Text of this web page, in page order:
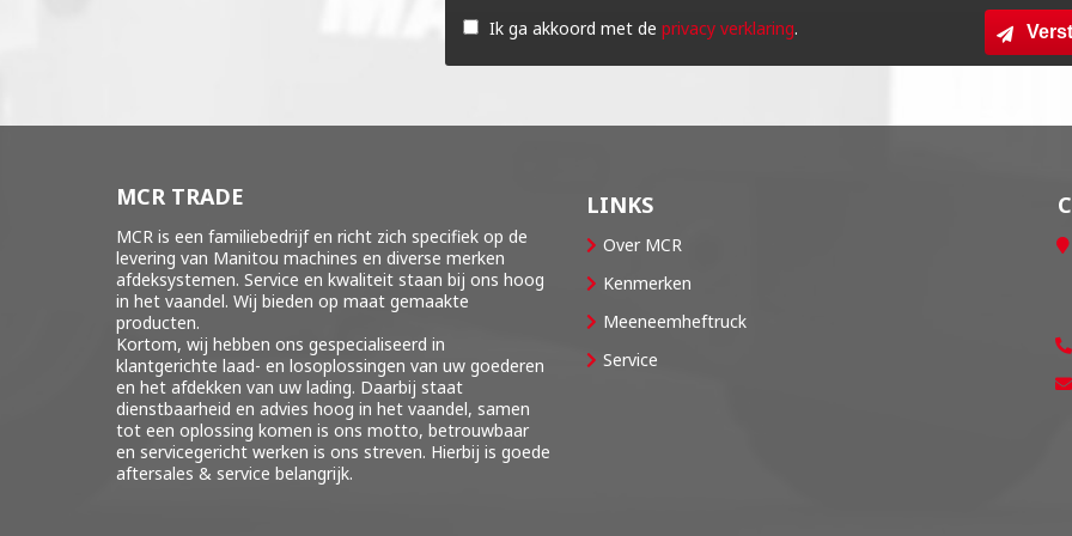
dit
veld
Ik ga akkoord met de privacy verklaring.
MCR TRADE
MCR is een familiebedrijf en richt zich specifiek op de
levering van Manitou machines en diverse merken
afdeksystemen. Service en kwaliteit staan bij ons hoog
in het vaandel. Wij bieden op maat gemaakte
producten.
Kortom, wij hebben ons gespecialiseerd in
klantgerichte laad- en losoplossingen van uw goederen
en het afdekken van uw lading. Daarbij staat
dienstbaarheid en advies hoog in het vaandel, samen
tot een oplossing komen is ons motto, betrouwbaar
en servicegericht werken is ons streven. Hierbij is goede
aftersales & service belangrijk.
LINKS
Over MCR
Kenmerken
Meeneemheftruck
Service